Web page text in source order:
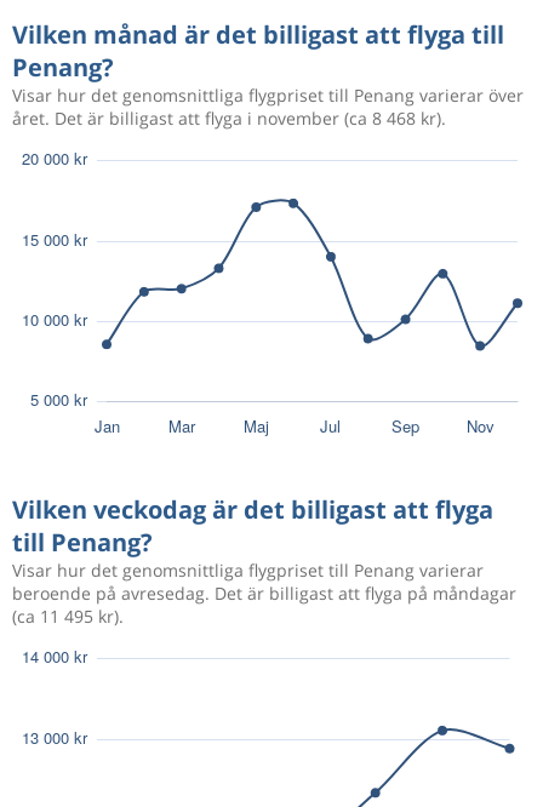
Vilken månad är det billigast att flyga till
Penang?
Visar hur det genomsnittliga flygpriset till Penang varierar över
året. Det är billigast att flyga i november (ca 8 468 kr).
Vilken veckodag är det billigast att flyga
till Penang?
Visar hur det genomsnittliga flygpriset till Penang varierar
beroende på avresedag. Det är billigast att flyga på måndagar
(ca 11 495 kr).